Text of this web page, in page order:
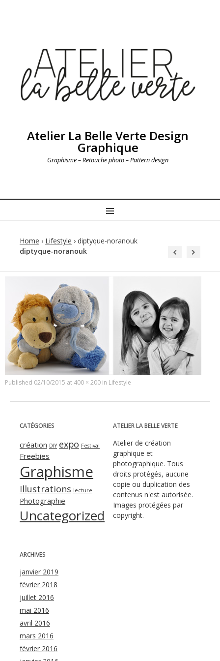
Atelier La Belle Verte Design
Graphique
Graphisme – Retouche photo – Pattern design
MENU
Home › Lifestyle › diptyque-noranouk
diptyque-noranouk
Published 02/10/2015 at 400 × 200 in Lifestyle
CATÉGORIES
création DIY expo Festival
Freebies
Graphisme
Illustrations lecture
Photographie
Uncategorized
ATELIER LA BELLE VERTE
Atelier de création
graphique et
photographique. Tous
droits protégés, aucune
copie ou duplication des
contenus n'est autorisée.
Images protégées par
copyright.
ARCHIVES
janvier 2019
février 2018
juillet 2016
mai 2016
avril 2016
mars 2016
février 2016